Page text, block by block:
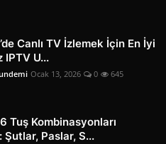
Canlı TV İzlemek İçin En İyi
IPTV U...
Ocak 13, 2026 0 645
Tuş Kombinasyonları
Şutlar, Paslar, S...